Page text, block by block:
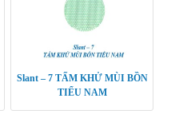
Slant – 7 TẤM KHỬ MÙI BỒN
TIỂU NAM